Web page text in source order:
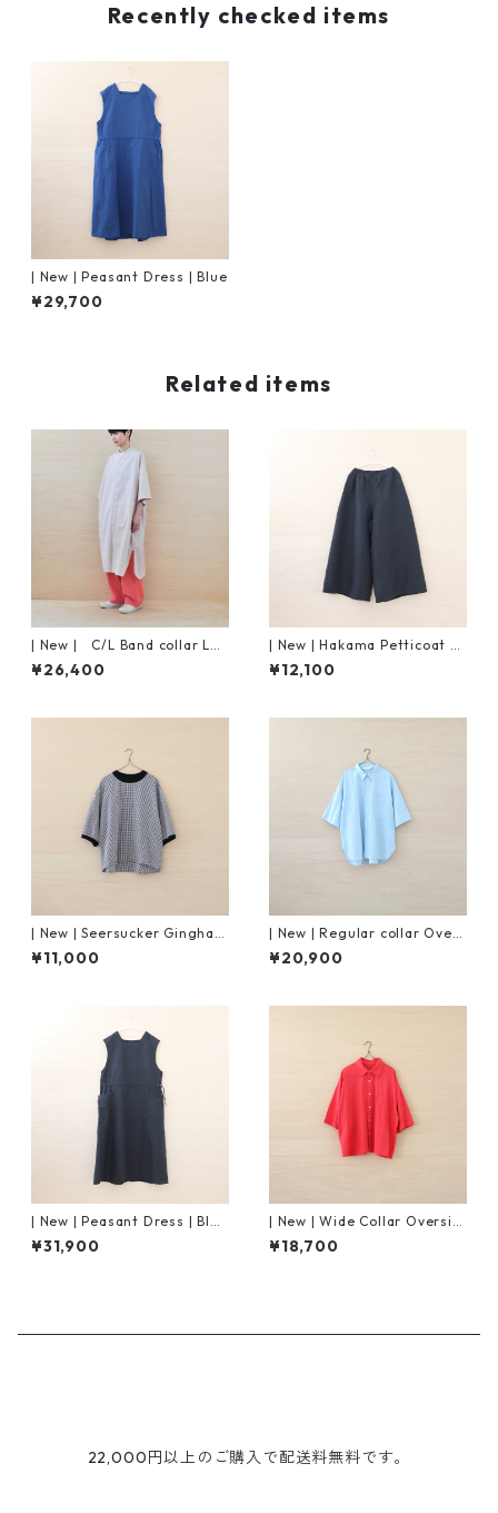
Recently checked items
| New | Peasant Dress | Blue
¥29,700
Related items
| New | C/L Band collar Lon
g Shirt S/S | Grayish Pink
¥26,400
| New | Hakama Petticoat P
ants | Black
¥12,100
| New | Seersucker Gingham
Pullover S/S | Black×Pink
¥11,000
| New | Regular collar Overs
ized Shirt S/S ｜Mist Blue
¥20,900
| New | Peasant Dress | Blac
k
¥31,900
| New | Wide Collar Oversiz
ed Shirt S/S | Raspberry
¥18,700
22,000円以上のご購入で配送料無料です。